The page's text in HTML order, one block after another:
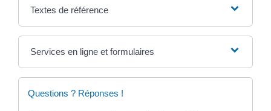
Textes de référence
Services en ligne et formulaires
Questions ? Réponses !